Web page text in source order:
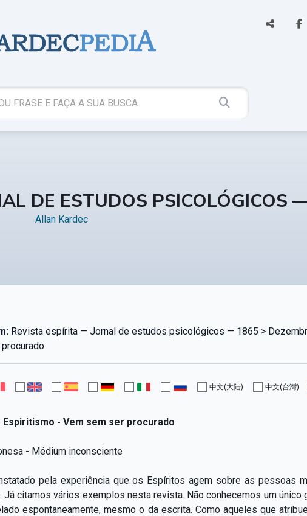
DE ESTUDOS PSICOLÓGICOS
Allan Kardec
Revista espírita — Jornal de estudos psicológicos — 1865 >
中文(大陆) 中文(台灣)
Espiritismo - Vem sem ser procurado
- Médium inconsciente
pela experiência que os Espíritos agem sobre as pessoas
Já citamos vários exemplos nesta revista. Não conhecemos um único
espontaneamente, mesmo o da escrita. Como aqueles que